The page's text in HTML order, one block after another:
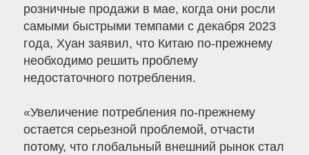
розничные продажи в мае, когда они росли
самыми быстрыми темпами с декабря 2023
года, Хуан заявил, что Китаю по-прежнему
необходимо решить проблему
недостаточного потребления.
«Увеличение потребления по-прежнему
остается серьезной проблемой, отчасти
потому, что глобальный внешний рынок стал